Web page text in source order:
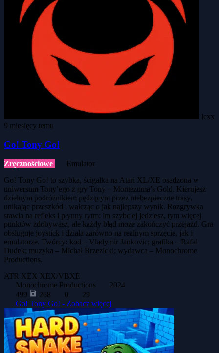
lexx
9 miesięcy temu
Go! Tony Go!
Zręcznościowe
Emulator
Go! Tony Go! to szybka, ścigałka na Atari XL/XE osadzona w
uniwersum Tony’ego z gry Tony – Montezuma’s Gold. Kierujesz
dzielnym podróżnikiem pędzącym przez niebezpieczne trasy,
unikając przeszkód i walcząc o jak najlepszy wynik. Rozgrywka
stawia na refleks i płynny rytm: im szybciej jedziesz, tym więcej
punktów zdobywasz, ale każdy błąd może zakończyć przejazd. Gra
obsługuje joystick i działa zarówno na realnym sprzęcie, jak i
emulatorze. Twórcy: kod – Vladymir Jankovic; grafika – Rafał
Dudek; muzyka – Michał Brzezicki; wydawca – Monochrome
Productions.
ATR XEX XEX/VBXE
Monochrome Productions
2024
499
268 0
29
Go! Tony Go! - Zobacz więcej